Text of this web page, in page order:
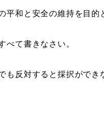
平和と安全の維持を目的
べて書きなさい。
も反対すると採択ができ